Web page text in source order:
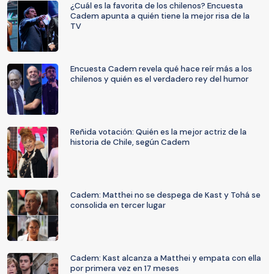
¿Cuál es la favorita de los chilenos? Encuesta
Cadem apunta a quién tiene la mejor risa de la
TV
Encuesta Cadem revela qué hace reír más a los
chilenos y quién es el verdadero rey del humor
Reñida votación: Quién es la mejor actriz de la
historia de Chile, según Cadem
Cadem: Matthei no se despega de Kast y Tohá se
consolida en tercer lugar
Cadem: Kast alcanza a Matthei y empata con ella
por primera vez en 17 meses